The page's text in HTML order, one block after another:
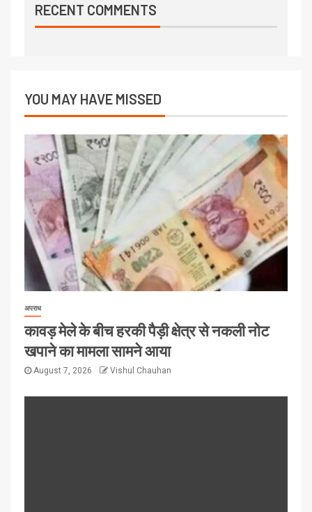
RECENT COMMENTS
YOU MAY HAVE MISSED
अपराध
कावड़ मेले के बीच हरकी पैड़ी क्षेत्र से नकली नोट
खपाने का मामला सामने आया
August 7, 2026 Vishul Chauhan